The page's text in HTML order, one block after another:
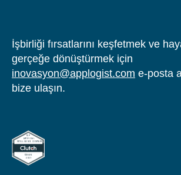
İşbirliği fırsatlarını keşfetmek ve
gerçeğe dönüştürmek için
inovasyon@applogist.com e-posta
bize ulaşın.